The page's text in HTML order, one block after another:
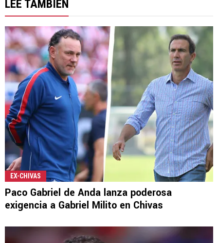
LEE TAMBIÉN
EX-CHIVAS
Paco Gabriel de Anda lanza poderosa
exigencia a Gabriel Milito en Chivas